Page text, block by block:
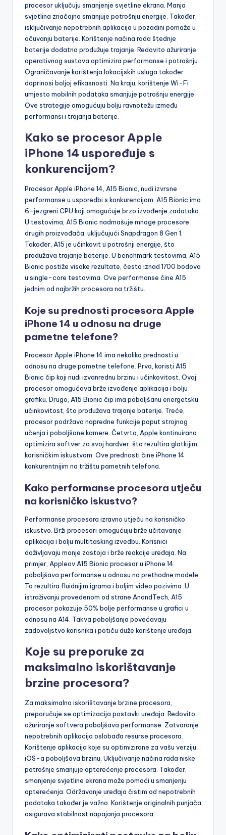
procesor uključuju smanjenje svjetline ekrana. Manja
svjetlina značajno smanjuje potrošnju energije. Također,
isključivanje nepotrebnih aplikacija u pozadini pomaže u
očuvanju baterije. Korištenje načina rada štednje
baterije dodatno produžuje trajanje. Redovito ažuriranje
operativnog sustava optimizira performanse i potrošnju.
Ograničavanje korištenja lokacijskih usluga također
doprinosi boljoj efikasnosti. Na kraju, korištenje Wi-Fi
umjesto mobilnih podataka smanjuje potrošnju energije.
Ove strategije omogućuju bolju ravnotežu između
performansi i trajanja baterije.
Kako se procesor Apple
iPhone 14 uspoređuje s
konkurencijom?
Procesor Apple iPhone 14, A15 Bionic, nudi izvrsne
performanse u usporedbi s konkurencijom. A15 Bionic ima
6-jezgreni CPU koji omogućuje brzo izvođenje zadataka.
U testovima, A15 Bionic nadmašuje mnoge procesore
drugih proizvođača, uključujući Snapdragon 8 Gen 1.
Također, A15 je učinkovit u potrošnji energije, što
produžava trajanje baterije. U benchmark testovima, A15
Bionic postiže visoke rezultate, često iznad 1700 bodova
u single-core testovima. Ove performanse čine A15
jednim od najbržih procesora na tržištu.
Koje su prednosti procesora Apple
iPhone 14 u odnosu na druge
pametne telefone?
Procesor Apple iPhone 14 ima nekoliko prednosti u
odnosu na druge pametne telefone. Prvo, koristi A15
Bionic čip koji nudi izvanrednu brzinu i učinkovitost. Ovaj
procesor omogućava brže izvođenje aplikacija i bolju
grafiku. Drugo, A15 Bionic čip ima poboljšanu energetsku
učinkovitost, što produžava trajanje baterije. Treće,
procesor podržava napredne funkcije poput strojnog
učenja i poboljšane kamere. Četvrto, Apple kontinuirano
optimizira softver za svoj hardver, što rezultira glatkijim
korisničkim iskustvom. Ove prednosti čine iPhone 14
konkurentnijim na tržištu pametnih telefona.
Kako performanse procesora utječu
na korisničko iskustvo?
Performanse procesora izravno utječu na korisničko
iskustvo. Brži procesori omogućuju brže učitavanje
aplikacija i bolju multitasking izvedbu. Korisnici
doživljavaju manje zastoja i brže reakcije uređaja. Na
primjer, Appleov A15 Bionic procesor u iPhone 14
poboljšava performanse u odnosu na prethodne modele.
To rezultira fluidnijim igrama i boljim video pozivima. U
istraživanju provedenom od strane AnandTech, A15
procesor pokazuje 50% bolje performanse u grafici u
odnosu na A14. Takva poboljšanja povećavaju
zadovoljstvo korisnika i potiču duže korištenje uređaja.
Koje su preporuke za
maksimalno iskorištavanje
brzine procesora?
Za maksimalno iskorištavanje brzine procesora,
preporučuje se optimizacija postavki uređaja. Redovito
ažuriranje softvera poboljšava performanse. Zatvaranje
nepotrebnih aplikacija oslobađa resurse procesora.
Korištenje aplikacija koje su optimizirane za vašu verziju
iOS-a poboljšava brzinu. Uključivanje načina rada niske
potrošnje smanjuje opterećenje procesora. Također,
smanjenje svjetline ekrana može pomoći u smanjenju
opterećenja. Održavanje uređaja čistim od nepotrebnih
podataka također je važno. Korištenje originalnih punjača
osigurava stabilnost napajanja procesora.